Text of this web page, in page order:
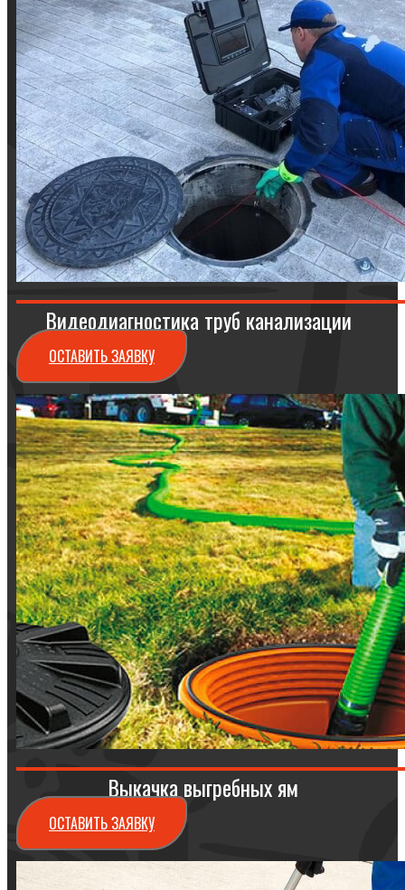
Видеодиагностика труб канализации
ОСТАВИТЬ ЗАЯВКУ
Выкачка выгребных ям
ОСТАВИТЬ ЗАЯВКУ